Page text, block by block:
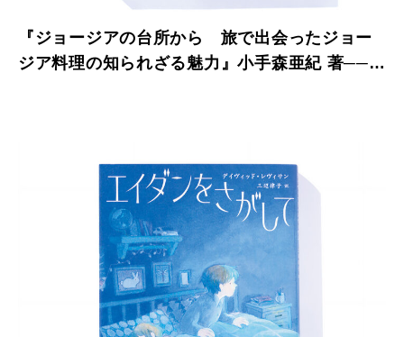
『ジョージアの台所から 旅で出会ったジョー
ジア料理の知られざる魅力』小手森亜紀 著──五